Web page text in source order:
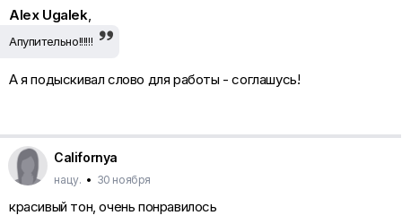
Alex Ugalek
Апупительно!!!!!!
А я подыскивал слово для работы - соглашусь!
Californya
нацу. • 30 ноября
красивый тон, очень понравилось